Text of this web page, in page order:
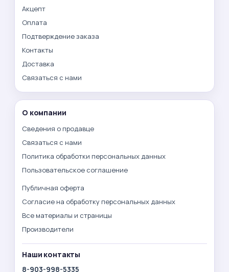
Акцепт
Оплата
Подтверждение заказа
Контакты
Доставка
Связаться с нами
О компании
Сведения о продавце
Связаться с нами
Политика обработки персональных данных
Пользовательское соглашение
Публичная оферта
Согласие на обработку персональных данных
Все материалы и страницы
Производители
Наши контакты
8-903-998-5335